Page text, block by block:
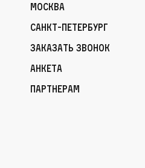
Москва
Санкт-Петербург
Заказать звонок
Анкета
Партнерам